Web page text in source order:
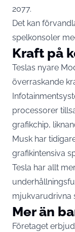
2077.
Det kan
spelkonsoler
Kraft på
Teslas nyare
överraskande
processorer
grafikchip,
Musk har
grafikintensiva
Tesla har allt
mjukvarudrivna
Mer än
Företaget